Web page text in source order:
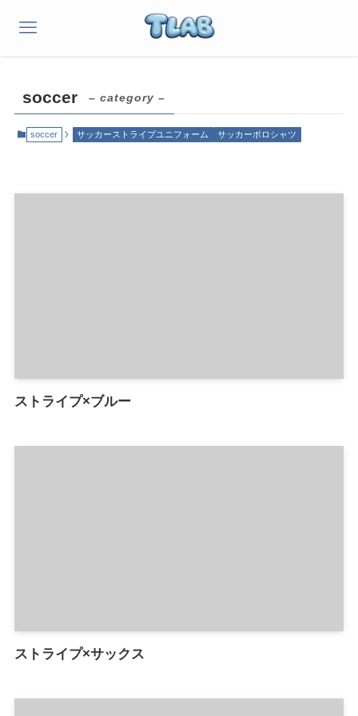
soccer – category –
soccer サッカーストライプユニフォーム サッカーポロシャツ
ストライプ×ブルー
ストライプ×サックス